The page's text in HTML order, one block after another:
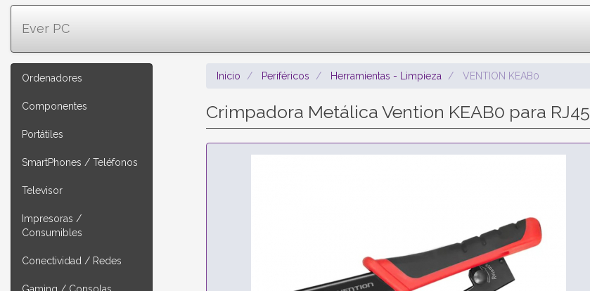
Ever PC
Ordenadores
Componentes
Portátiles
SmartPhones / Teléfonos
Televisor
Impresoras /
Consumibles
Conectividad / Redes
Inicio Periféricos Herramientas - Limpieza VENTION KEAB0
Crimpadora Metálica Vention KEAB0 para RJ45